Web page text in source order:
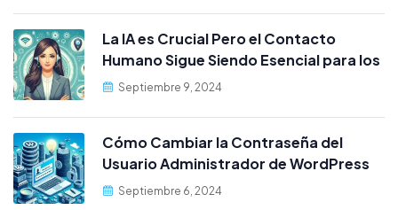
La IA es Crucial Pero el Contacto
Humano Sigue Siendo Esencial para los
Clientes
Septiembre 9, 2024
Cómo Cambiar la Contraseña del
Usuario Administrador de WordPress
desde MySQL
Septiembre 6, 2024